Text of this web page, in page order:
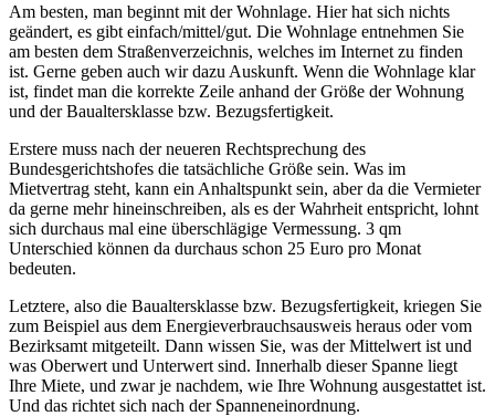
Am besten, man beginnt mit der Wohnlage. Hier hat sich nichts
geändert, es gibt einfach/mittel/gut. Die Wohnlage entnehmen Sie
am besten dem Straßenverzeichnis, welches im Internet zu finden
ist. Gerne geben auch wir dazu Auskunft. Wenn die Wohnlage klar
ist, findet man die korrekte Zeile anhand der Größe der Wohnung
und der Baualtersklasse bzw. Bezugsfertigkeit.
Erstere muss nach der neueren Rechtsprechung des
Bundesgerichtshofes die tatsächliche Größe sein. Was im
Mietvertrag steht, kann ein Anhaltspunkt sein, aber da die Vermieter
da gerne mehr hineinschreiben, als es der Wahrheit entspricht, lohnt
sich durchaus mal eine überschlägige Vermessung. 3 qm
Unterschied können da durchaus schon 25 Euro pro Monat
bedeuten.
Letztere, also die Baualtersklasse bzw. Bezugsfertigkeit, kriegen Sie
zum Beispiel aus dem Energieverbrauchsausweis heraus oder vom
Bezirksamt mitgeteilt. Dann wissen Sie, was der Mittelwert ist und
was Oberwert und Unterwert sind. Innerhalb dieser Spanne liegt
Ihre Miete, und zwar je nachdem, wie Ihre Wohnung ausgestattet ist.
Und das richtet sich nach der Spanneneinordnung.